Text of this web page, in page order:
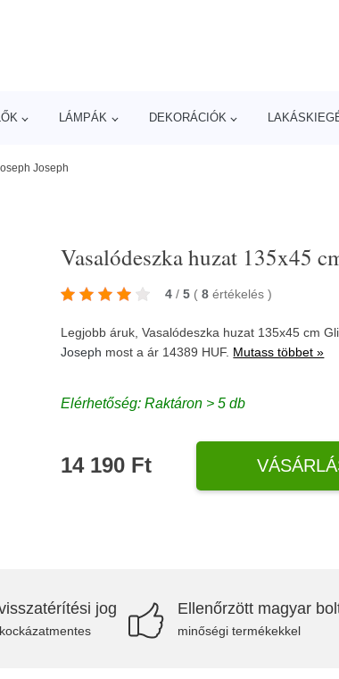
LÁMPÁK DEKORÁCIÓK
Joseph
Vasalódeszka huzat 135x45
4 / 5 ( 8 értékelés)
Legjobb áruk, Vasalódeszka huzat 135x45 cm
Joseph most a ár 14389 HUF. Mutass többet »
Elérhetőség: Raktáron > 5 db
14 190 Ft
jog Ellenőrzött magyar
minőségi termékekkel